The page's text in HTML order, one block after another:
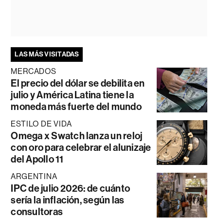
LAS MÁS VISITADAS
MERCADOS
El precio del dólar se debilita en
julio y América Latina tiene la
moneda más fuerte del mundo
ESTILO DE VIDA
Omega x Swatch lanza un reloj
con oro para celebrar el alunizaje
del Apollo 11
ARGENTINA
IPC de julio 2026: de cuánto
sería la inflación, según las
consultoras